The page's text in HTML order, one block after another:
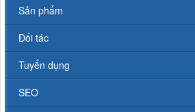
Sản phẩm
Đối tác
Tuyển dụng
SEO